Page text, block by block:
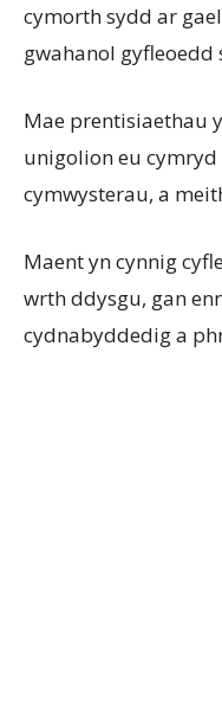
cymorth sydd ar
gwahanol
Mae prentisiaethau
unigolion eu
cymwysterau, a
Maent yn cynnig
wrth ddysgu, gan
cydnabyddedig a